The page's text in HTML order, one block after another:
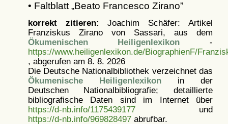
• Faltblatt Beato Francesco Zirano
korrekt zitieren: Joachim Schäfer: Artikel
Franziskus Zirano von Sassari, aus dem
Ökumenischen Heiligenlexikon -
https://www.heiligenlexikon.de/BiographienF/
, abgerufen am 8. 8. 2026
Die Deutsche Nationalbibliothek verzeichnet das
Ökumenische Heiligenlexikonin der
Deutschen Nationalbibliografie; detaillierte
bibliografische Daten sind im Internet über
https://d-nb.info/1175439177und
https://d-nb.info/969828497abrufbar.